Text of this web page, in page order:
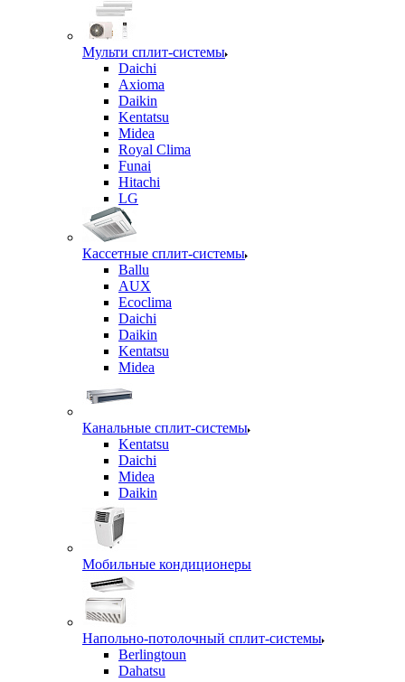
Мульти сплит-системы
Daichi
Axioma
Daikin
Kentatsu
Midea
Royal Clima
Funai
Hitachi
LG
Кассетные сплит-системы
Ballu
AUX
Ecoclima
Daichi
Daikin
Kentatsu
Midea
Канальные сплит-системы
Kentatsu
Daichi
Midea
Daikin
Мобильные кондиционеры
Напольно-потолочный сплит-системы
Berlingtoun
Dahatsu